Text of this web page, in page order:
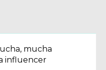
mucha
influencer